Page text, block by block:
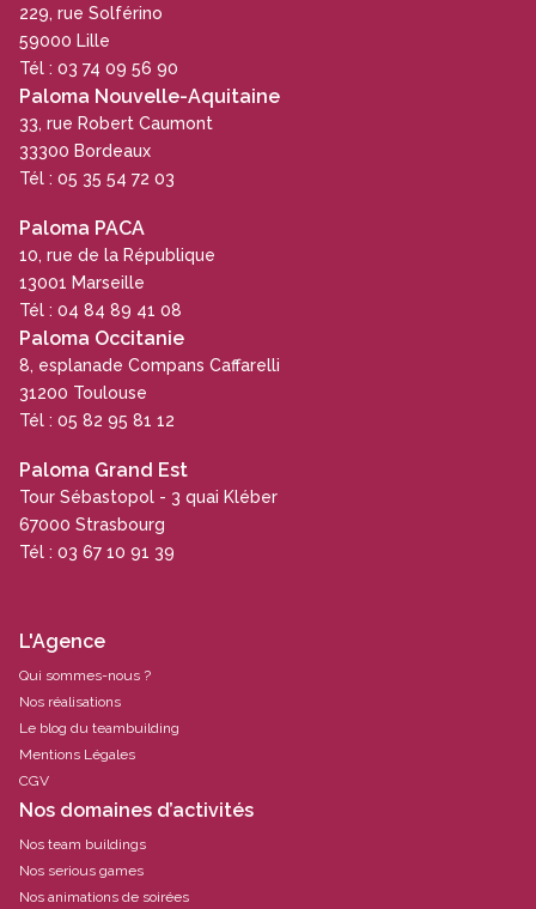
229, rue Solférino
59000 Lille
Tél : 03 74 09 56 90
Paloma Nouvelle-Aquitaine
33, rue Robert Caumont
33300 Bordeaux
Tél : 05 35 54 72 03
Paloma PACA
10, rue de la République
13001 Marseille
Tél : 04 84 89 41 08
Paloma Occitanie
8, esplanade Compans Caffarelli
31200 Toulouse
Tél : 05 82 95 81 12
Paloma Grand Est
Tour Sébastopol - 3 quai Kléber
67000 Strasbourg
Tél : 03 67 10 91 39
L'Agence
Qui sommes-nous ?
Nos réalisations
Le blog du teambuilding
Mentions Légales
CGV
Nos domaines d’activités
Nos team buildings
Nos serious games
Nos animations de soirées